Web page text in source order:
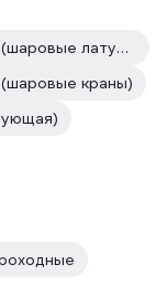
Латунь с никелированным покрытием (шаровые латунные краны)
краны)